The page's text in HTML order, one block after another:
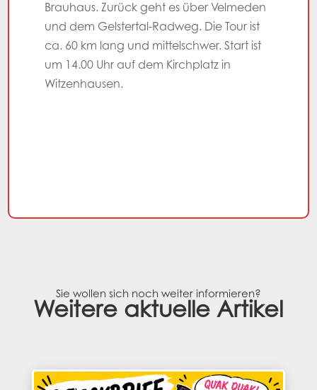
Brauhaus. Zurück geht es über Velmeden
und dem Gelstertal-Radweg. Die Tour ist
ca. 60 km lang und mittelschwer. Start ist
um 14.00 Uhr auf dem Kirchplatz in
Witzenhausen.
Sie wollen sich noch weiter informieren?
Weitere aktuelle Artikel